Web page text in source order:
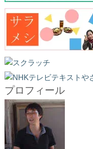
プロフィール